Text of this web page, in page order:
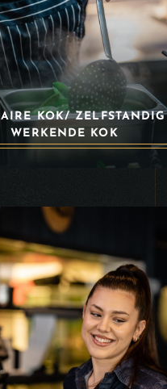
KOK/ ZELFSTANDIG
WERKENDE KOK